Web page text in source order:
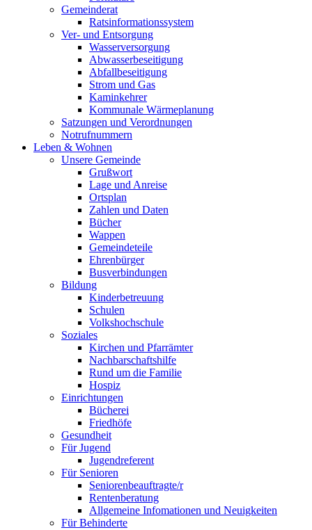
Gemeinderat
Ratsinformationssystem
Ver- und Entsorgung
Wasserversorgung
Abwasserbeseitigung
Abfallbeseitigung
Strom und Gas
Kaminkehrer
Kommunale Wärmeplanung
Satzungen und Verordnungen
Notrufnummern
Leben & Wohnen
Unsere Gemeinde
Grußwort
Lage und Anreise
Ortsplan
Zahlen und Daten
Bücher
Wappen
Gemeindeteile
Ehrenbürger
Busverbindungen
Bildung
Kinderbetreuung
Schulen
Volkshochschule
Soziales
Kirchen und Pfarrämter
Nachbarschaftshilfe
Rund um die Familie
Hospiz
Einrichtungen
Bücherei
Friedhöfe
Gesundheit
Für Jugend
Jugendreferent
Für Senioren
Seniorenbeauftragte/r
Rentenberatung
Allgemeine Infomationen und Neuigkeiten
Für Behinderte